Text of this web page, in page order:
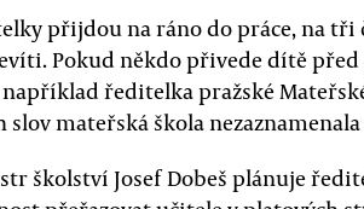
přijdou na ráno do práce, na tři
Pokud někdo přivede dítě
ředitelka pražské
slov mateřská škola
školství Josef Dobeš plánuje